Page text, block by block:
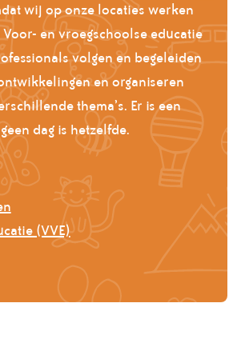
wij op onze locaties werken
en vroegschoolse educatie
volgen en begeleiden
en organiseren
thema’s. Er is een
dag is hetzelfde.
(VVE)